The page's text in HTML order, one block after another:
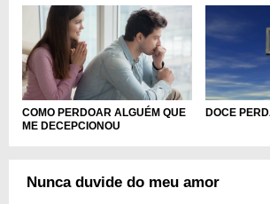
COMO PERDOAR ALGUÉM QUE
ME DECEPCIONOU
DOCE
Nunca duvide do meu amor